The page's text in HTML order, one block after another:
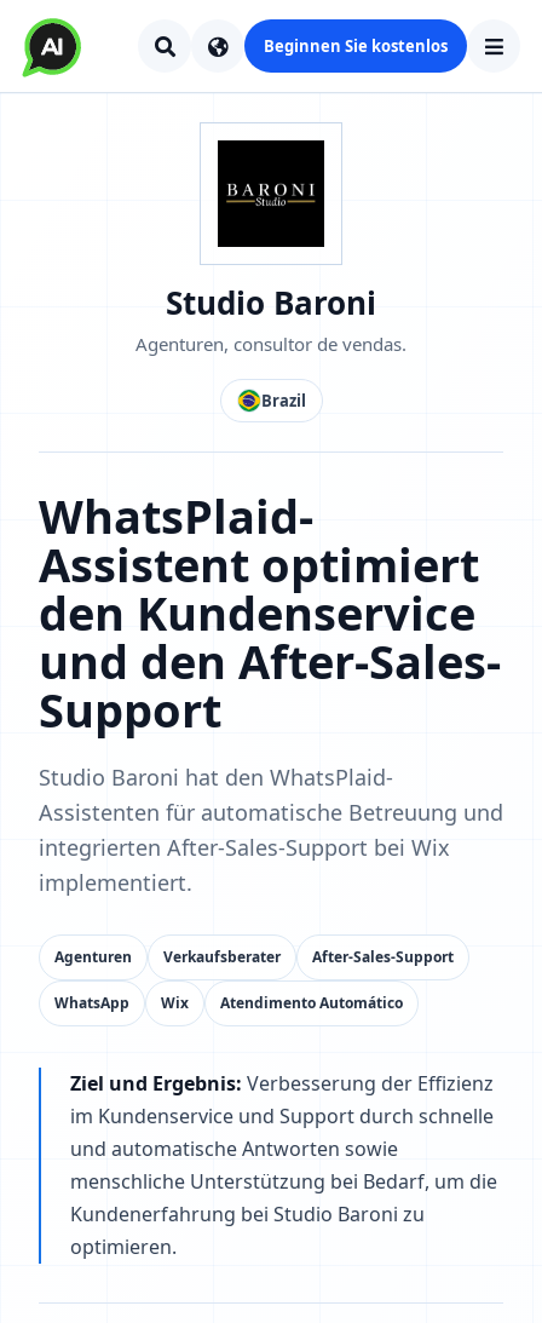
Beginnen Sie kostenlos
Studio Baroni
Agenturen, consultor de vendas.
Brazil
WhatsPlaid-
Assistent optimiert
den Kundenservice
und den After-Sales-
Support
Studio Baroni hat den WhatsPlaid-
Assistenten für automatische Betreuung und
integrierten After-Sales-Support bei Wix
implementiert.
Agenturen Verkaufsberater After-Sales-Support
WhatsApp Wix Atendimento Automático
Ziel und Ergebnis: Verbesserung der Effizienz
im Kundenservice und Support durch schnelle
und automatische Antworten sowie
menschliche Unterstützung bei Bedarf, um die
Kundenerfahrung bei Studio Baroni zu
optimieren.